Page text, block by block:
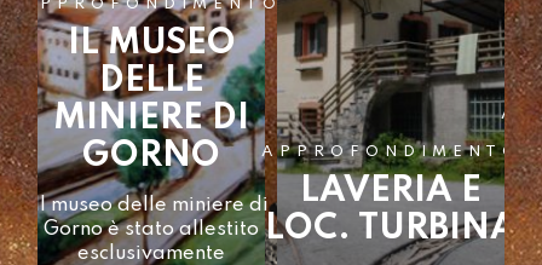
APPROFONDIMENTO
LAVERIA E
LOC. TURBINA
LA LAVERIA Le laverie
sono impianti dove i
minerali di
APPROFONDIMENTO
LE MINIERE DI
ZINCO E
PIOMBO
I